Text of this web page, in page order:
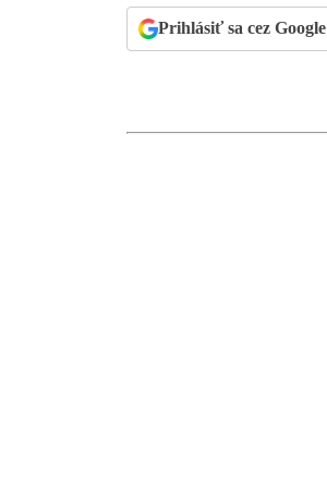
Prihlásiť sa cez Google